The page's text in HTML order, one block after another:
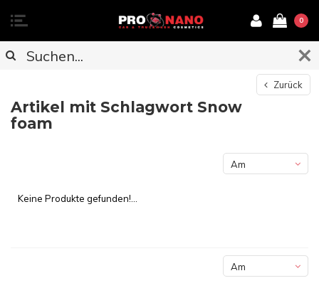
0
Zurück
Artikel mit Schlagwort Snow
foam
Am
Keine Produkte gefunden!...
Am